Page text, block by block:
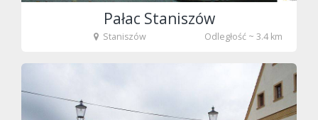
Pałac Staniszów
Staniszów Odległość ~ 3.4 km